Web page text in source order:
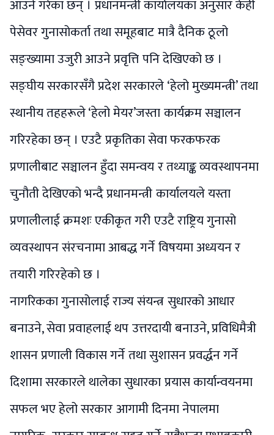
आउने गरेका छन् । प्रधानमन्त्री कार्यालयका अनुसार केही
पेसेवर गुनासोकर्ता तथा समूहबाट मात्रै दैनिक ठूलो
सङ्ख्यामा उजुरी आउने प्रवृत्ति पनि देखिएको छ ।
सङ्घीय सरकारसँगै प्रदेश सरकारले ‘हेलो मुख्यमन्त्री’ तथा
स्थानीय तहहरूले ‘हेलो मेयर’जस्ता कार्यक्रम सञ्चालन
गरिरहेका छन् । एउटै प्रकृतिका सेवा फरकफरक
प्रणालीबाट सञ्चालन हुँदा समन्वय र तथ्याङ्क व्यवस्थापनमा
चुनौती देखिएको भन्दै प्रधानमन्त्री कार्यालयले यस्ता
प्रणालीलाई क्रमशः एकीकृत गरी एउटै राष्ट्रिय गुनासो
व्यवस्थापन संरचनामा आबद्ध गर्ने विषयमा अध्ययन र
तयारी गरिरहेको छ ।
नागरिकका गुनासोलाई राज्य संयन्त्र सुधारको आधार
बनाउने, सेवा प्रवाहलाई थप उत्तरदायी बनाउने, प्रविधिमैत्री
शासन प्रणाली विकास गर्ने तथा सुशासन प्रवर्द्धन गर्ने
दिशामा सरकारले थालेका सुधारका प्रयास कार्यान्वयनमा
सफल भए हेलो सरकार आगामी दिनमा नेपालमा